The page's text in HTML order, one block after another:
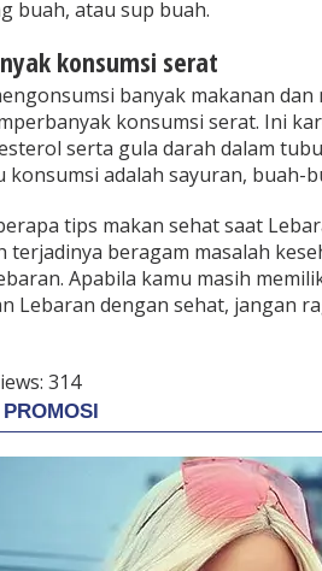
buah, atau sup buah.
konsumsi serat
banyak makanan
konsumsi serat. Ini
serta gula darah dalam
konsumsi adalah sayuran, buah-
tips makan sehat saat
terjadinya beragam masalah
Apabila kamu masih
Lebaran dengan sehat, jangan
314